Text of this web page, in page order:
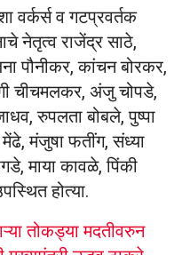
व गटप्रवर्तक
नेतृत्व राजेंद्र साठे,
पौनीकर, कांचन बोरकर,
चीचमलकर, अंजु चोपडे,
रुपलता बोबले, पुष्पा
मेंढे, मंजुषा फतींग, संध्या
माया कावळे, पिंकी
होत्या.
तोकड्या मदतीवरुन